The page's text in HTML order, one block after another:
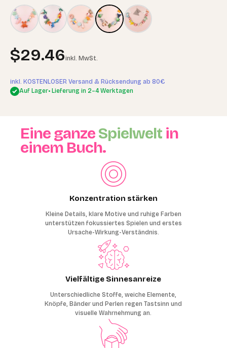
Angebot
$29.46inkl. MwSt.
inkl. KOSTENLOSER Versand & Rücksendung ab 80€
Auf Lager• Lieferung in 2–4 Werktagen
Eine ganzeSpielwelt in
einem Buch.
Konzentration stärken
Kleine Details, klare Motive und ruhige Farben
unterstützen fokussiertes Spielen und erstes
Ursache-Wirkung-Verständnis.
Vielfältige Sinnesanreize
Unterschiedliche Stoffe, weiche Elemente,
Knöpfe, Bänder und Perlen regen Tastsinn und
visuelle Wahrnehmung an.